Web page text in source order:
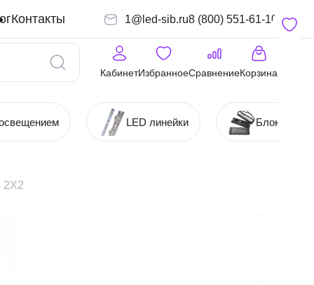
Контакты 1@led-sib.ru8 (800) 551-61-10
КабинетИзбранноеСравнениеКорзина
LED линейки Блоки
2Х2